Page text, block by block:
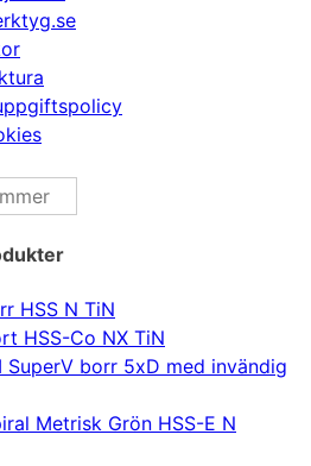
HSS N TiN
HSS-Co NX TiN
SuperV borr 5xD med invändig
Metrisk Grön HSS-E N